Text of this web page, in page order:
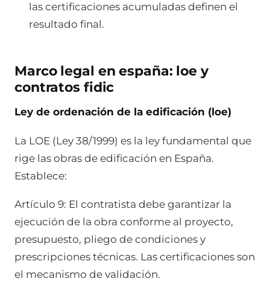
las certificaciones acumuladas definen el
resultado final.
Marco legal en españa: loe y
contratos fidic
Ley de ordenación de la edificación (loe)
La LOE (Ley 38/1999) es la ley fundamental que
rige las obras de edificación en España.
Establece:
Artículo 9: El contratista debe garantizar la
ejecución de la obra conforme al proyecto,
presupuesto, pliego de condiciones y
prescripciones técnicas. Las certificaciones son
el mecanismo de validación.